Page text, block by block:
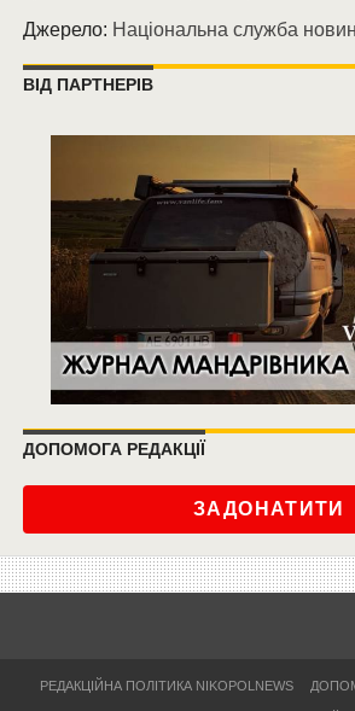
Джерело: Національна служба новин
ВІД ПАРТНЕРІВ
ДОПОМОГА РЕДАКЦІЇ
ЗАДОНАТИТИ
РЕДАКЦІЙНА ПОЛІТИКА NIKOPOLNEWS